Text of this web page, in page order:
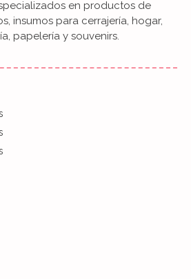
en productos de
insumos para cerrajería, hogar,
papelería y souvenirs.